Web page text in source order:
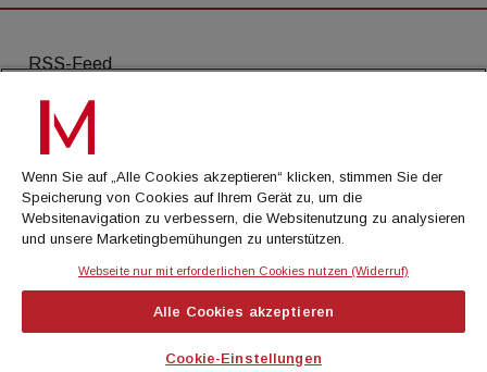
© Cachalot Media House GmbH - Alle Rechte
RSS-Feed
AGB
Datenschutz
Kontakt
Impressum
Wenn Sie auf „Alle Cookies akzeptieren“ klicken, stimmen Sie der
Speicherung von Cookies auf Ihrem Gerät zu, um die
Websitenavigation zu verbessern, die Websitenutzung zu analysieren
und unsere Marketingbemühungen zu unterstützen.
Webseite nur mit erforderlichen Cookies nutzen (Widerruf)
Alle Cookies akzeptieren
Cookie-Einstellungen